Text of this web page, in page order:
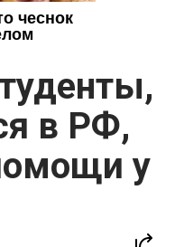
в РФ,
у